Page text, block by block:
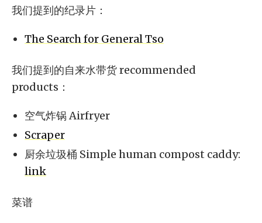
我们提到的纪录片：
The Search for General Tso
我们提到的自来水带货 recommended
products：
空气炸锅 Airfryer
Scraper
厨余垃圾桶 Simple human compost caddy:
link
菜谱